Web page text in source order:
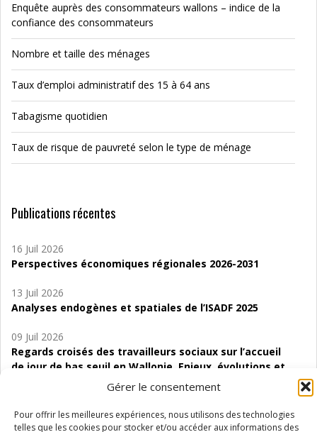
Gérer le consentement
Pour offrir les meilleures expériences, nous utilisons des technologies
telles que les cookies pour stocker et/ou accéder aux informations des
Enquête auprès des consommateurs wallons – indice de la
confiance des consommateurs
Nombre et taille des ménages
Taux d’emploi administratif des 15 à 64 ans
Tabagisme quotidien
Taux de risque de pauvreté selon le type de ménage
Publications récentes
16 Juil 2026
Perspectives économiques régionales 2026-2031
13 Juil 2026
Analyses endogènes et spatiales de l’ISADF 2025
09 Juil 2026
Regards croisés des travailleurs sociaux sur l’accueil
de jour de bas seuil en Wallonie. Enjeux, évolutions et
06 Juil 2026
Étude d’évaluabilité des Structures